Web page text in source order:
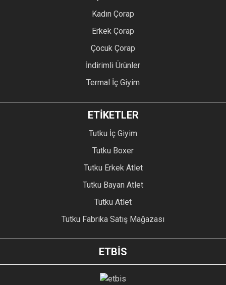
Kadın Çorap
Erkek Çorap
Çocuk Çorap
İndirimli Ürünler
Termal İç Giyim
ETİKETLER
Tutku İç Giyim
Tutku Boxer
Tutku Erkek Atlet
Tutku Bayan Atlet
Tutku Atlet
Tutku Fabrika Satış Mağazası
ETBİS